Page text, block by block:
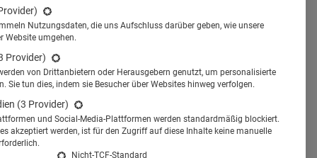
Nutzungsdaten, die uns Aufschluss darüber geben, wie unsere
Website umgehen.
Provider)
von Drittanbietern oder Herausgebern genutzt, um personalisierte
Sie tun dies, indem sie Besucher über Websites hinweg verfolgen.
(3 Provider)
und Social-Media-Plattformen werden standardmäßig blockiert.
akzeptiert werden, ist für den Zugriff auf diese Inhalte keine manuelle
Nicht-TCF-Standard